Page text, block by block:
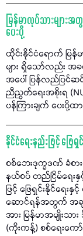
မြန်မာလုပ်သားများ
ပေးပို့
ထိုင်းနိုင်ငံရောက် မြန်
များ ရှိသော်လည်း အ
အပေါ် ပြန်လည်ပြင်ဆ
ညီညွတ်ရေးအစိုးရ
ပန်ကြားချက် ပေးပို့ထ
နိုင်ငံရေးနည်းဖြင့် ဖြေ
စစ်ဘေးဒုက္ခဒဏ် ခံစာ
နယ်စပ် တည်ငြိမ်ရေးနှင့်
ဖြင့် ဖြေရှင်းနိုင်ရေး
ဆောင်ရန်အတွက် အခ
အား မြန်မာအမျိုး
(ကိုးကန့်) စစ်ရေး